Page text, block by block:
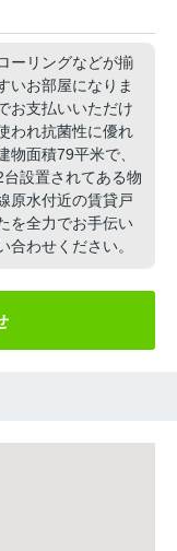
ーリングなどが揃
いお部屋になりま
お支払いいただけ
われ抗菌性に優れ
物面積79平米で、
設置されてある物
原水付近の賃貸戸
を全力でお手伝い
わせください。